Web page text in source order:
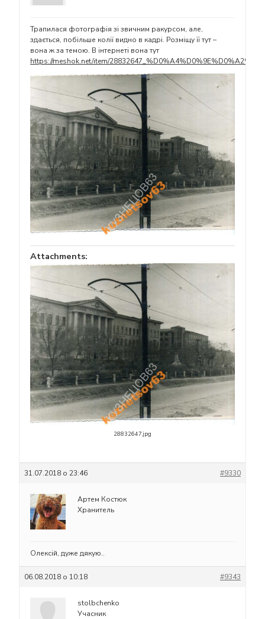
Трапилася фотографія зі звичним ракурсом, але,
здається, побільше колії видно в кадрі. Розміщу її тут –
вона ж за темою. В інтернеті вона тут
https://meshok.net/item/
Attachments:
28832647.jpg
31.07.2018 о 23:46 #9330
Артем Костюк
Хранитель
Олексій, дуже дякую..
06.08.2018 о 10:18 #9343
stolbchenko
Учасник